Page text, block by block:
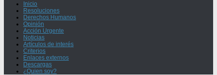
Inicio
Resoluciones
Derechos Humanos
Opinión
Acción Urgente
Noticias
Artículos de interés
Criterios
Enlaces externos
Descargas
¿Quien soy?